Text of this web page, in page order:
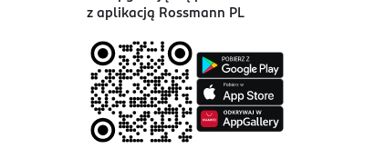
z aplikacją Rossmann PL